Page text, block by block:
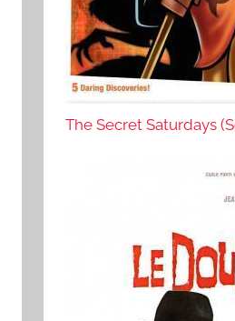
The Secret Saturdays